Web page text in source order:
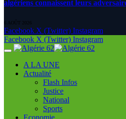
algériens connaissent leurs
6 AOÛT 2026
Facebook X (Twitter) Instagram
Facebook X (Twitter) Instagram
A LA UNE
Actualité
Flash Infos
Justice
National
Sports